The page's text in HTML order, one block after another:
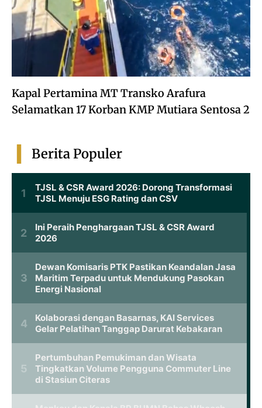
Kapal Pertamina MT Transko Arafura
Selamatkan 17 Korban KMP Mutiara Sentosa 2
Berita Populer